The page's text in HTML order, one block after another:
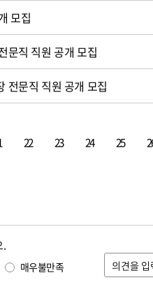
모집
문직 직원 공개 모집
전문직 직원 공개 모집
22 23 24 25
.
매우불만족